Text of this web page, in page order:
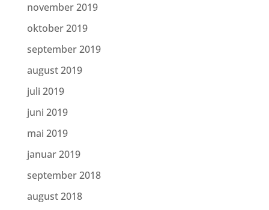
november 2019
oktober 2019
september 2019
august 2019
juli 2019
juni 2019
mai 2019
januar 2019
september 2018
august 2018